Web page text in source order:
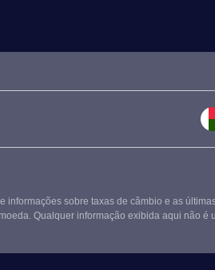
informações sobre taxas de câmbio e as
Qualquer informação exibida aqui não é